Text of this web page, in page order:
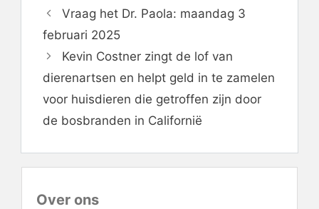
Vraag het Dr. Paola: maandag 3
februari 2025
Kevin Costner zingt de lof van
dierenartsen en helpt geld in te zamelen
voor huisdieren die getroffen zijn door
de bosbranden in Californië
Over ons